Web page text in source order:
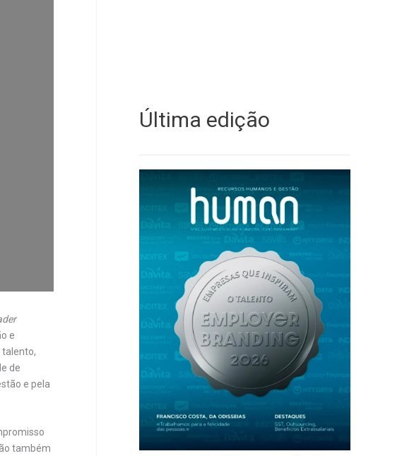
e
talento,
de
e pela
também
Última edição